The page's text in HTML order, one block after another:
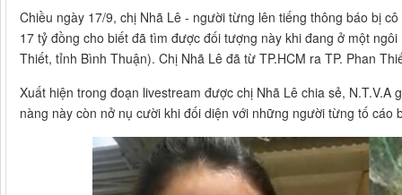
Chiều ngày 17/9, chị Nhã Lê - người từng lên tiếng thông báo bị
17 tỷ đồng cho biết đã tìm được đối tượng này khi đang ở một
Thiết, tỉnh Bình Thuận). Chị Nhã Lê đã từ TP.HCM ra TP. Phan
Xuất hiện trong đoạn livestream được chị Nhã Lê chia sẻ,
nàng này còn nở nụ cười khi đối diện với những người từng tố cáo